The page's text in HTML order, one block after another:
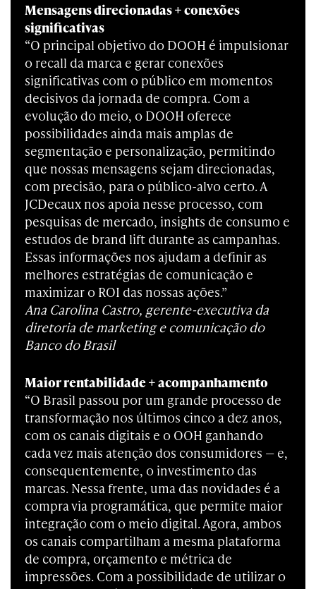
Mensagens direcionadas + conexões
significativas
“O principal objetivo do DOOH é impulsionar
o recall da marca e gerar conexões
significativas com o público em momentos
decisivos da jornada de compra. Com a
evolução do meio, o DOOH oferece
possibilidades ainda mais amplas de
segmentação e personalização, permitindo
que nossas mensagens sejam direcionadas,
com precisão, para o público-alvo certo. A
JCDecaux nos apoia nesse processo, com
pesquisas de mercado, insights de consumo e
estudos de brand lift durante as campanhas.
Essas informações nos ajudam a definir as
melhores estratégias de comunicação e
maximizar o ROI das nossas ações.”
Ana Carolina Castro, gerente-executiva da
diretoria de marketing e comunicação do
Banco do Brasil
Maior rentabilidade + acompanhamento
“O Brasil passou por um grande processo de
transformação nos últimos cinco a dez anos,
com os canais digitais e o OOH ganhando
cada vez mais atenção dos consumidores — e,
consequentemente, o investimento das
marcas. Nessa frente, uma das novidades é a
compra via programática, que permite maior
integração com o meio digital. Agora, ambos
os canais compartilham a mesma plataforma
de compra, orçamento e métrica de
impressões. Com a possibilidade de utilizar o